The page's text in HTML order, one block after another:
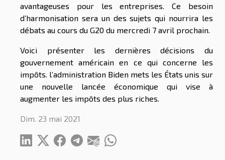
avantageuses pour les entreprises. Ce besoin
d’harmonisation sera un des sujets qui nourrira les
débats au cours du G20 du mercredi 7 avril prochain.
Voici présenter les dernières décisions du
gouvernement américain en ce qui concerne les
impôts. l’administration Biden mets les États unis sur
une nouvelle lancée économique qui vise à
augmenter les impôts des plus riches.
Dim. 23 mai 2021